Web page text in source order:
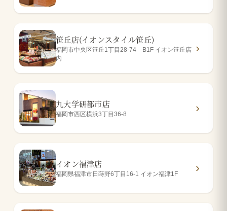
笹丘店(イオンスタイル笹丘)
福岡市中央区笹丘1丁目28-74 B1F イオン笹丘店
内
九大学研都市店
福岡市西区横浜3丁目36-8
イオン福津店
福岡県福津市日蒔野6丁目16-1 イオン福津1F